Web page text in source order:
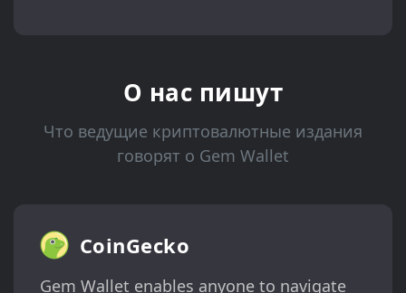
О нас пишут
Что ведущие криптовалютные издания
говорят о Gem Wallet
CoinGecko
Gem Wallet enables anyone to navigate